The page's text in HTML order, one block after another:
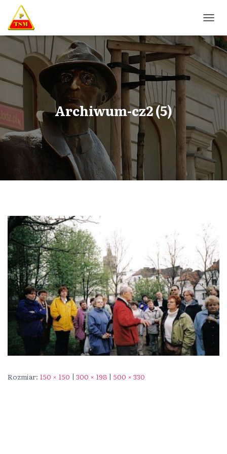
R
Z
Ł
Ą
C
A
W
I
G
A
C
Ę
Archiwum-cz2 (5)
Rozmiar: 150 × 150 | 300 × 198 | 500 × 330